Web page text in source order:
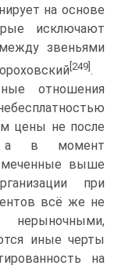
на основе
исключают
звеньями
[249] .
отношения
цены не после
а в момент
выше
при
всё же не
нерыночными,
иные черты
на